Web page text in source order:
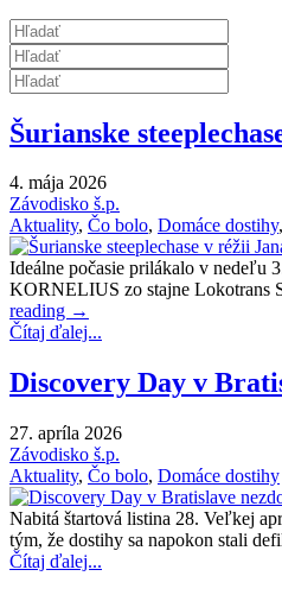
Šurianske
4. mája 2026
Závodisko š.p.
Aktuality, Čo bolo, Domáce dostihy,
Ideálne počasie prilákalo v nedeľu
KORNELIUS zo stajne Lokotrans
reading →
Čítaj ďalej...
Discovery Day v
27. apríla 2026
Závodisko š.p.
Aktuality, Čo bolo, Domáce dostihy
Nabitá štartová listina 28. Veľkej
tým, že dostihy sa napokon stali
Čítaj ďalej...